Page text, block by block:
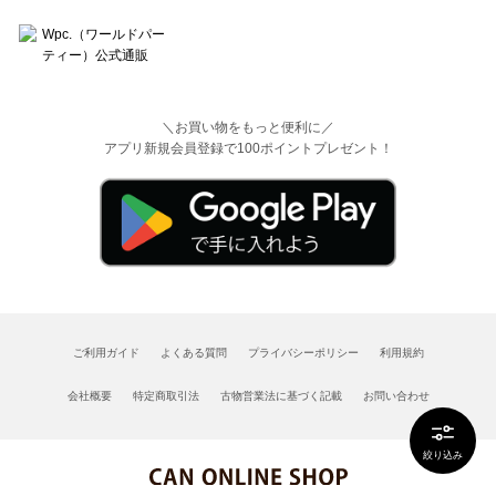
絞り込み
＼お買い物をもっと便利に／
アプリ新規会員登録で100ポイントプレゼント！
ご利用ガイド よくある質問 プライバシーポリシー 利用規約
会社概要 特定商取引法 古物営業法に基づく記載 お問い合わせ